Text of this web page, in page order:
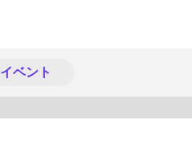
イベント